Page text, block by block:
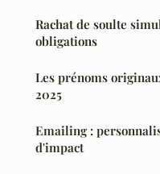
Rachat de soulte
obligations
Les prénoms
2025
Emailing :
d'impact